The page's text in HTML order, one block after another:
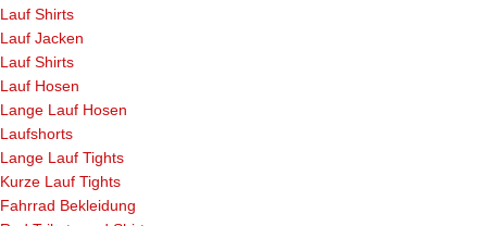
Lauf Shirts
Lauf Jacken
Lauf Shirts
Lauf Hosen
Lange Lauf Hosen
Laufshorts
Lange Lauf Tights
Kurze Lauf Tights
Fahrrad Bekleidung